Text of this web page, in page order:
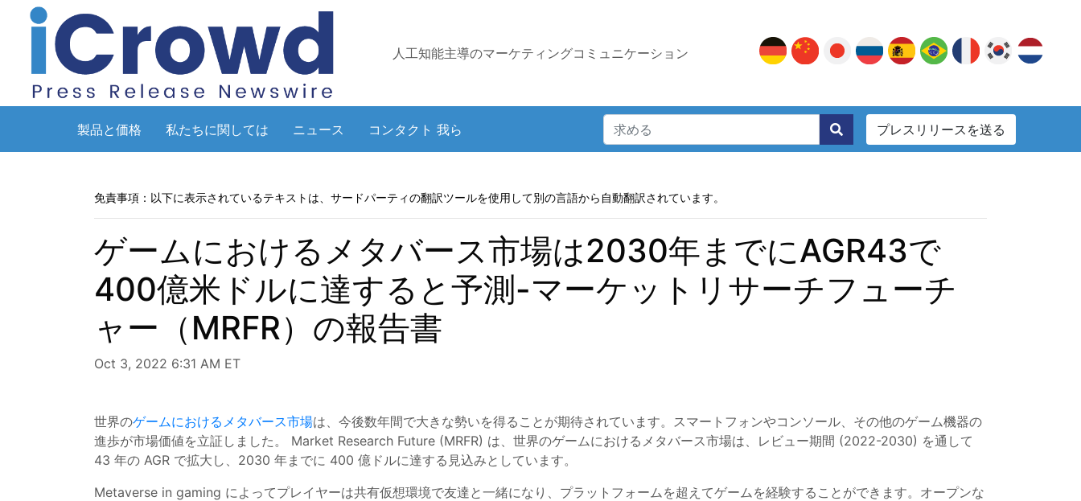
人工知能主導のマーケティングコミュニケーション
製品と価格 私たちに関しては ニュース コンタクト 我ら プレスリリースを送る
免責事項：以下に表示されているテキストは、サードパーティの翻訳ツールを使用して別の言語から自動翻訳されています。
ゲームにおけるメタバース市場は2030年までにAGR43で
400億米ドルに達すると予測-マーケットリサーチフューチ
ャー（MRFR）の報告書
Oct 3, 2022 6:31 AM ET
世界のゲームにおけるメタバース市場は、今後数年間で大きな勢いを得ることが期待されています。スマートフォンやコンソール、その他のゲーム機器の
進歩が市場価値を立証しました。 Market Research Future (MRFR) は、世界のゲームにおけるメタバース市場は、レビュー期間 (2022-2030) を通して
43 年の AGR で拡大し、2030 年までに 400 億ドルに達する見込みとしています。
Metaverse in gaming によってプレイヤーは共有仮想環境で友達と一緒になり、プラットフォームを超えてゲームを経験することができます。オープンな